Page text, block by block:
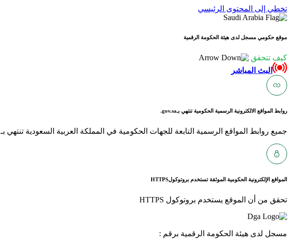
تخطي إلى المحتوى الرئيسي
موقع حكومي مسجل لدى هيئة الحكومة الرقمية
كيف تتحقق
البث المباشر
روابط المواقع الالكترونية الرسمية الحكومية تنتهي بـgov.sa.
جميع روابط المواقع الرسمية التابعة للجهات الحكومية في المملكة العربية السعودية تنتهي بـ gov.sa
المواقع الإلكترونية الحكومية الموثقة تستخدم بروتوكولHTTPS
تحقق من أن الموقع يستخدم بروتوكول HTTPS
مسجل لدى هيئة الحكومة الرقمية برقم :